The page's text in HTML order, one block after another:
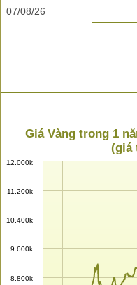
07/08/26
Giá Vàng trong 1
(giá
8.800k
9.600k
10.400k
11.200k
12.000k